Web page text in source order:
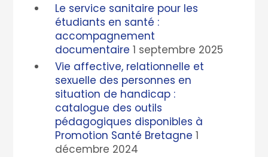
Le service sanitaire pour les
étudiants en santé :
accompagnement
documentaire 1 septembre 2025
Vie affective, relationnelle et
sexuelle des personnes en
situation de handicap :
catalogue des outils
pédagogiques disponibles à
Promotion Santé Bretagne 1
décembre 2024